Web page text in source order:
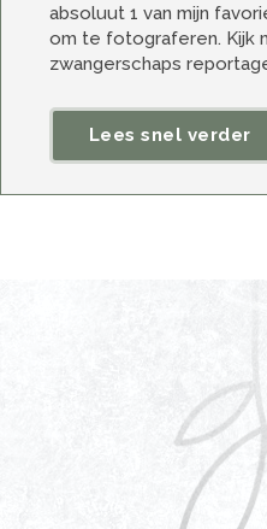
absoluut 1 van mijn
om te fotograferen. Kijk
zwangerschaps
Lees snel verder